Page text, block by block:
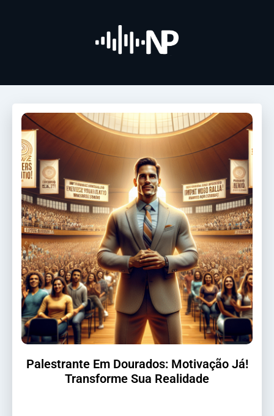
Palestrante Em Dourados: Motivação Já!
Transforme Sua Realidade